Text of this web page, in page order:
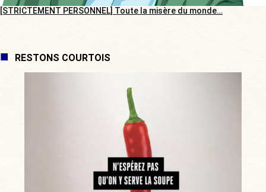
[STRICTEMENT PERSONNEL] Toute la misère du monde…
RESTONS COURTOIS